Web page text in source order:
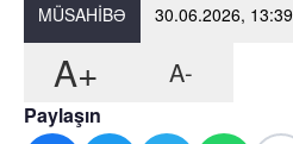
MÜSAHIBƏ 30.06.2026, 13:39
A+ A-
Paylaşın